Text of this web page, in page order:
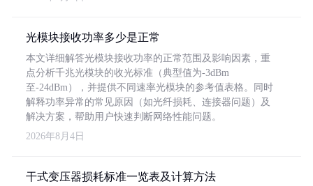
光模块接收功率多少是正常
本文详细解答光模块接收功率的正常范围及影响因素，重
点分析千兆光模块的收光标准（典型值为-3dBm
至-24dBm），并提供不同速率光模块的参考值表格。同时
解释功率异常的常见原因（如光纤损耗、连接器问题）及
解决方案，帮助用户快速判断网络性能问题。
2026年8月4日
干式变压器损耗标准一览表及计算方法